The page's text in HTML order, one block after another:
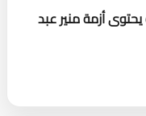
يحتوى أزمة منير عبد